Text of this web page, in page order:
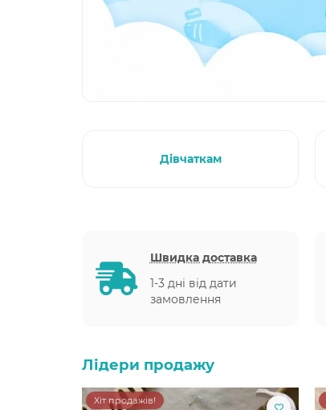
Дівчаткам
Швидка доставка
1-3 дні від дати
замовлення
Лідери продажу
Хіт продажів!